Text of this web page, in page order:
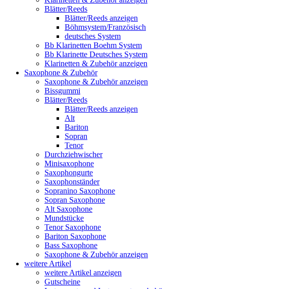
Blätter/Reeds
Blätter/Reeds anzeigen
Böhmsystem/Französisch
deutsches System
Bb Klarinetten Boehm System
Bb Klarinette Deutsches System
Klarinetten & Zubehör anzeigen
Saxophone & Zubehör
Saxophone & Zubehör anzeigen
Bissgummi
Blätter/Reeds
Blätter/Reeds anzeigen
Alt
Bariton
Sopran
Tenor
Durchziehwischer
Minisaxophone
Saxophongurte
Saxophonständer
Sopranino Saxophone
Sopran Saxophone
Alt Saxophone
Mundstücke
Tenor Saxophone
Bariton Saxophone
Bass Saxophone
Saxophone & Zubehör anzeigen
weitere Artikel
weitere Artikel anzeigen
Gutscheine